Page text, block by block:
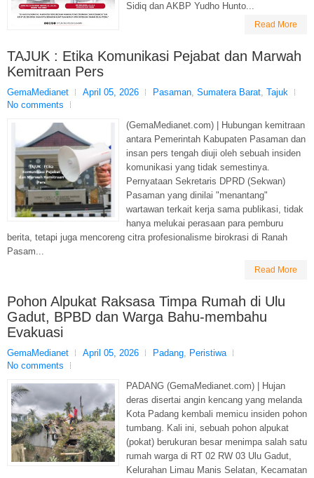
Sidiq dan AKBP Yudho Hunto...
Read More
TAJUK : Etika Komunikasi Pejabat dan Marwah
Kemitraan Pers
GemaMedianet April 05, 2026 Pasaman, Sumatera Barat, Tajuk
No comments
(GemaMedianet.com) | Hubungan kemitraan
antara Pemerintah Kabupaten Pasaman dan
insan pers tengah diuji oleh sebuah insiden
komunikasi yang tidak semestinya.
Pernyataan Sekretaris DPRD (Sekwan)
Pasaman yang dinilai "menantang"
wartawan terkait kerja sama publikasi, tidak
hanya melukai perasaan para pemburu
berita, tetapi juga mencoreng citra profesionalisme birokrasi di Ranah
Pasam...
Read More
Pohon Alpukat Raksasa Timpa Rumah di Ulu
Gadut, BPBD dan Warga Bahu-membahu
Evakuasi
GemaMedianet April 05, 2026 Padang, Peristiwa
No comments
PADANG (GemaMedianet.com) | Hujan
deras disertai angin kencang yang melanda
Kota Padang kembali memicu insiden pohon
tumbang. Kali ini, sebuah pohon alpukat
(pokat) berukuran besar menimpa salah satu
rumah warga di RT 02 RW 03 Ulu Gadut,
Kelurahan Limau Manis Selatan, Kecamatan